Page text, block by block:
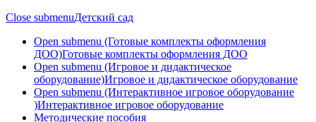
Close submenuДетский сад
Open submenu (Готовые комплекты оформления
ДОО)Готовые комплекты оформления ДОО
Open submenu (Игровое и дидактическое
оборудование)Игровое и дидактическое оборудование
Open submenu (Интерактивное игровое оборудование
)Интерактивное игровое оборудование
Методические пособия